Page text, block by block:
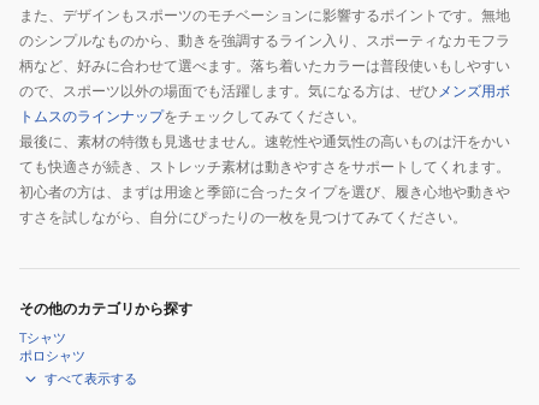
また、デザインもスポーツのモチベーションに影響するポイントです。無地
のシンプルなものから、動きを強調するライン入り、スポーティなカモフラ
柄など、好みに合わせて選べます。落ち着いたカラーは普段使いもしやすい
ので、スポーツ以外の場面でも活躍します。気になる方は、ぜひ メンズ用ボ
トムスのラインナップをチェックしてみてください。
最後に、素材の特徴も見逃せません。速乾性や通気性の高いものは汗をかい
ても快適さが続き、ストレッチ素材は動きやすさをサポートしてくれます。
初心者の方は、まずは用途と季節に合ったタイプを選び、履き心地や動きや
すさを試しながら、自分にぴったりの一枚を見つけてみてください。
その他のカテゴリから探す
Tシャツ
ポロシャツ
すべて表示する